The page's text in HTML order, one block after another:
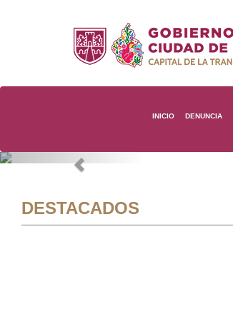
INICIO DENUNCIA
Previous
DESTACADOS